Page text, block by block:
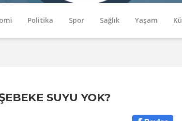
Politika Spor Sağlık Yaşam
SUYU YOK?